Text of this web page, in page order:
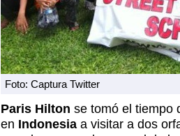
Foto: Captura Twitter
Paris Hilton se tomó el tiempo
en Indonesia a visitar a dos